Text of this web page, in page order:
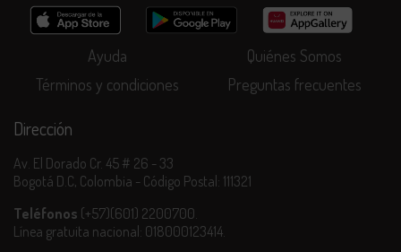
El usuario entiende que RTVCPlay.cono autoriza el uso de sus
signos distintivos, ni la copia, publicación, distribución o difusión
del material contenido en este sitio web (incluyendo audio, video,
imágenes, texto o cualquier obra protegida por derecho de autor).
Cualquier infracción a los derechos de propiedad intelectual
reclamaciones, acciones legales y/o sanciones que disponga la ley.
Ayuda
Quiénes Somos
Términos y condiciones
Preguntas frecuentes
Dirección
Av. El Dorado Cr. 45 # 26 - 33
Bogotá D.C, Colombia - Código Postal: 111321
Teléfonos (+57)(601) 2200700.
Línea gratuita nacional: 018000123414.